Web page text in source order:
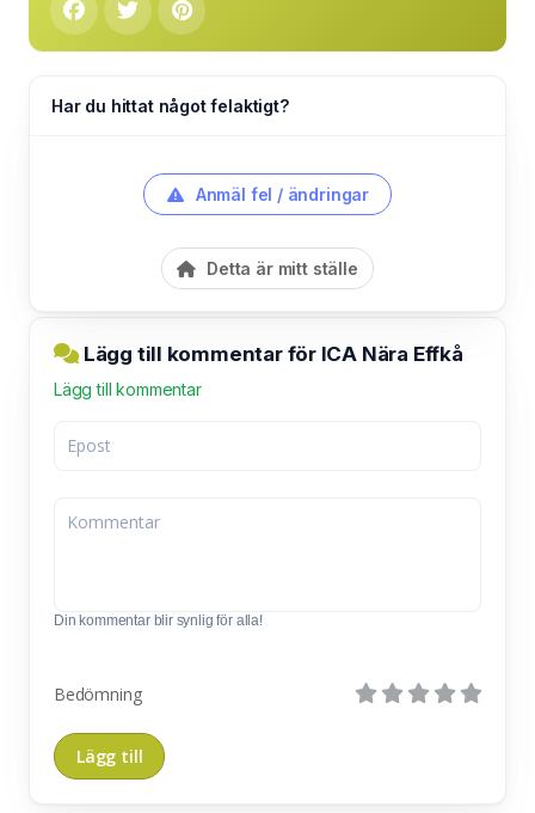
Har du hittat något felaktigt?
Anmäl fel / ändringar
Detta är mitt ställe
Lägg till kommentar för ICA Nära Effkå
Lägg till kommentar
Din kommentar blir synlig för alla!
Bedömning